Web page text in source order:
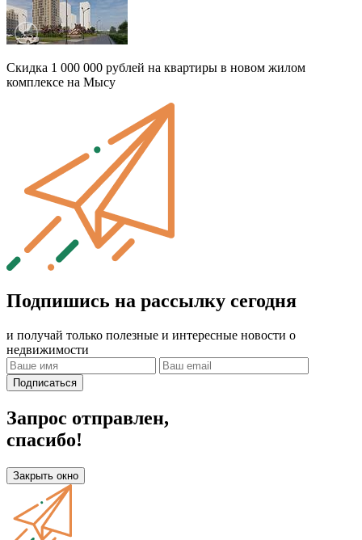
Скидка 1 000 000 рублей на квартиры в новом жилом
комплексе на Мысу
Подпишись на рассылку сегодня
и получай только полезные и интересные новости о
недвижимости
Подписаться
Запрос отправлен,
спасибо!
Закрыть окно